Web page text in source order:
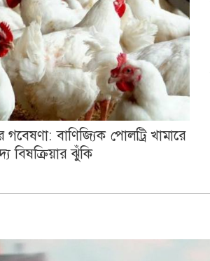
গবেষণা: বাণিজ্যিক পোলট্রি খামারে
বিষক্রিয়ার ঝুঁকি